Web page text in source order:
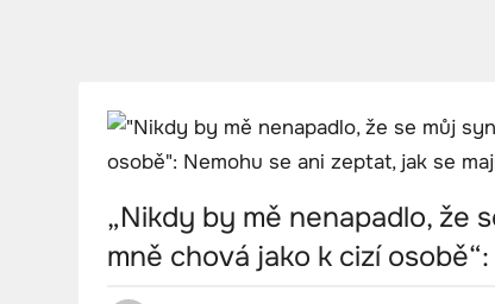
„Nikdy by mě nenapadlo, že
mně chová jako k cizí